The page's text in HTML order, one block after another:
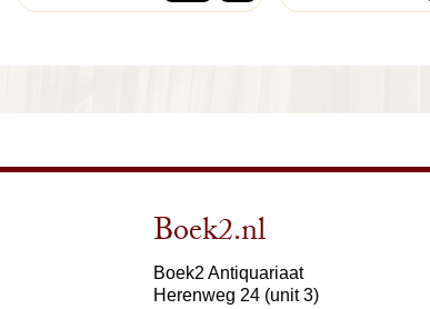
Boek2.nl
Boek2 Antiquariaat
Herenweg 24 (unit 3)